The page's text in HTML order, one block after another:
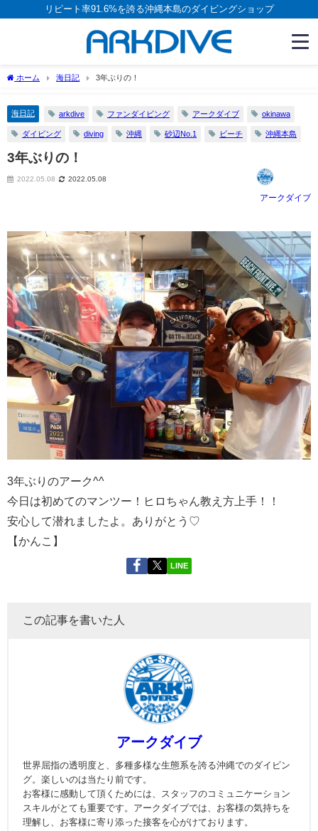
リピート率91.6%を誇る沖縄本島のダイビングショップ
ホーム 海日記 3年ぶりの！
海日記 arkdive ファンダイビング アークダイブ okinawa
ダイビング diving 沖縄 砂辺No.1 ビーチ 沖縄本島
3年ぶりの！
2022.05.08 2022.05.08
アークダイブ
3年ぶりのアーク^^
今日は初めてのマンツー！ヒロちゃん教え方上手！！
安心して潜れましたよ。ありがとう♡
【かんこ】
LINE
この記事を書いた人
アークダイブ
世界屈指の透明度と、多種多様な生態系を誇る沖縄でのダイビン
グ。楽しいのは当たり前です。
お客様に感動して頂くためには、スタッフのコミュニケーション
スキルがとても重要です。アークダイブでは、お客様の気持ちを
理解し、お客様に寄り添った接客を心がけております。